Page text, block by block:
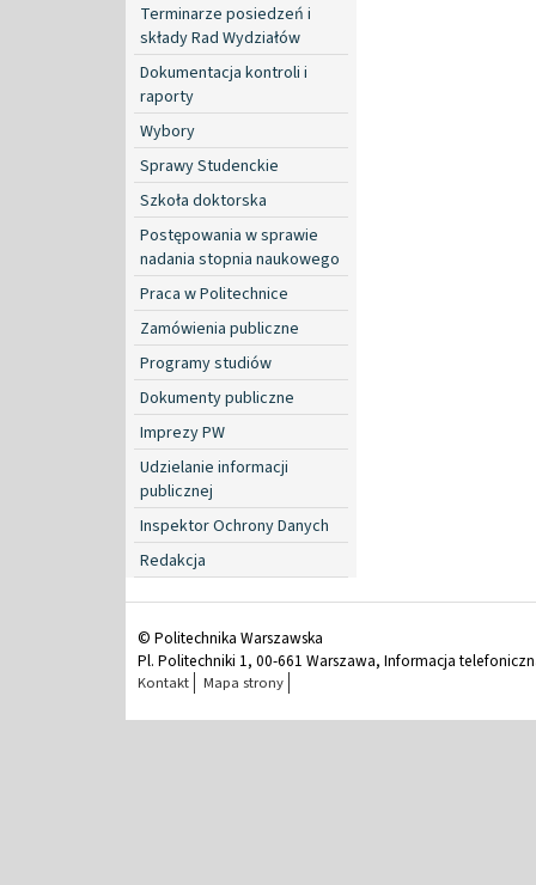
Terminarze posiedzeń i
składy Rad Wydziałów
Dokumentacja kontroli i
raporty
Wybory
Sprawy Studenckie
Szkoła doktorska
Postępowania w sprawie
nadania stopnia naukowego
Praca w Politechnice
Zamówienia publiczne
Programy studiów
Dokumenty publiczne
Imprezy PW
Udzielanie informacji
publicznej
Inspektor Ochrony Danych
Redakcja
© Politechnika Warszawska
Pl. Politechniki 1, 00-661 Warszawa, Informacja
Kontakt Mapa strony